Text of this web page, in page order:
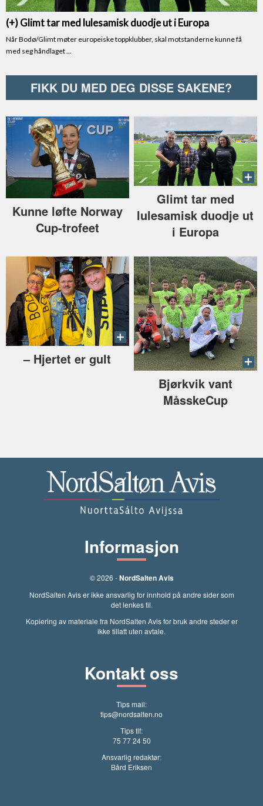
FIKK DU MED DEG DISSE SAKENE?
Kunne løfte Norway
Cup-trofeet
Glimt tar med
lulesamisk duodje ut
i Europa
–⁠ Hjertet er gult
Bjørkvik vant
MåsskeCup
Informasjon
© 2026 -NordSalten Avis
NordSalten Avis er ikke ansvarlig for innhold på andre sider som
det lenkes til.
Kopiering av materiale fra NordSalten Avis for bruk andre steder er
ikke tillatt uten avtale.
Kontakt oss
Tips mail:
tips@nordsalten.no
Tips tlf:
75 77 24 50
Ansvarlig redaktør:
Bård Eriksen